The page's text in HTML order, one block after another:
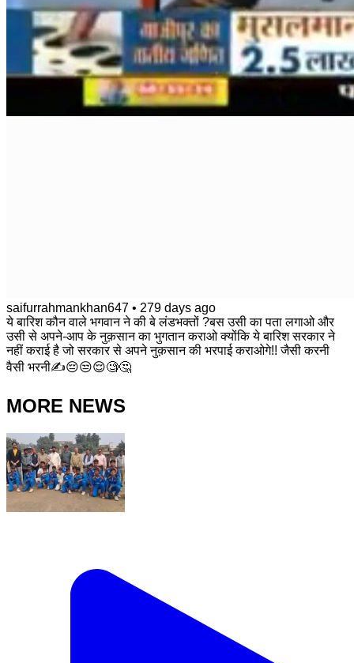
saifurrahmankhan647 • 279 days ago
ये बारिश कौन वाले भगवान ने की बे लंडभक्तों ?बस उसी का पता लगाओ और
उसी से अपने-आप के नुक़सान का भुगतान कराओ क्योंकि ये बारिश सरकार ने
नहीं कराई है जो सरकार से अपने नुक़सान की भरपाई कराओगे!! जैसी करनी
वैसी भरनी✍️😔😒😌🧐🤔
MORE NEWS